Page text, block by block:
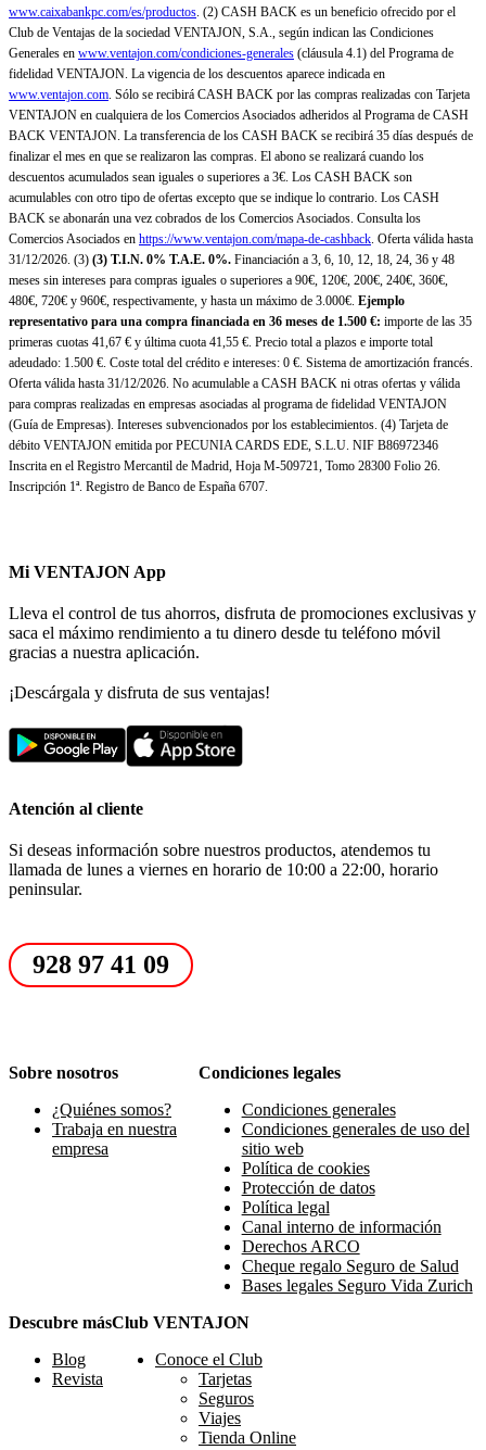
www.caixabankpc.com/es/productos. (2) CASH BACK es un beneficio ofrecido por el
Club de Ventajas de la sociedad VENTAJON, S.A., según indican las Condiciones
Generales en www.ventajon.com/condiciones-generales (cláusula 4.1) del Programa de
fidelidad VENTAJON. La vigencia de los descuentos aparece indicada en
www.ventajon.com. Sólo se recibirá CASH BACK por las compras realizadas con Tarjeta
VENTAJON en cualquiera de los Comercios Asociados adheridos al Programa de CASH
BACK VENTAJON. La transferencia de los CASH BACK se recibirá 35 días después de
finalizar el mes en que se realizaron las compras. El abono se realizará cuando los
descuentos acumulados sean iguales o superiores a 3€. Los CASH BACK son
acumulables con otro tipo de ofertas excepto que se indique lo contrario. Los CASH
BACK se abonarán una vez cobrados de los Comercios Asociados. Consulta los
Comercios Asociados en https://www.ventajon.com/mapa-de-cashback. Oferta válida hasta
31/12/2026. (3) (3) T.I.N. 0% T.A.E. 0%. Financiación a 3, 6, 10, 12, 18, 24, 36 y 48
meses sin intereses para compras iguales o superiores a 90€, 120€, 200€, 240€, 360€,
480€, 720€ y 960€, respectivamente, y hasta un máximo de 3.000€. Ejemplo
representativo para una compra financiada en 36 meses de 1.500 €: importe de las 35
primeras cuotas 41,67 € y última cuota 41,55 €. Precio total a plazos e importe total
adeudado: 1.500 €. Coste total del crédito e intereses: 0 €. Sistema de amortización francés.
Oferta válida hasta 31/12/2026. No acumulable a CASH BACK ni otras ofertas y válida
para compras realizadas en empresas asociadas al programa de fidelidad VENTAJON
(Guía de Empresas). Intereses subvencionados por los establecimientos. (4) Tarjeta de
débito VENTAJON emitida por PECUNIA CARDS EDE, S.L.U. NIF B86972346
Inscrita en el Registro Mercantil de Madrid, Hoja M-509721, Tomo 28300 Folio 26.
Inscripción 1ª. Registro de Banco de España 6707.
Mi VENTAJON App
Lleva el control de tus ahorros, disfruta de promociones exclusivas y
saca el máximo rendimiento a tu dinero desde tu teléfono móvil
gracias a nuestra aplicación.
¡Descárgala y disfruta de sus ventajas!
Atención al cliente
Si deseas información sobre nuestros productos, atendemos tu
llamada de lunes a viernes en horario de 10:00 a 22:00, horario
peninsular.
928 97 41 09
Sobre nosotros
¿Quiénes somos?
Trabaja en nuestra
empresa
Condiciones legales
Condiciones generales
Condiciones generales de uso del
sitio web
Política de cookies
Protección de datos
Política legal
Canal interno de información
Derechos ARCO
Cheque regalo Seguro de Salud
Bases legales Seguro Vida Zurich
Descubre más
Blog
Revista
Club VENTAJON
Conoce el Club
Tarjetas
Seguros
Viajes
Tienda Online